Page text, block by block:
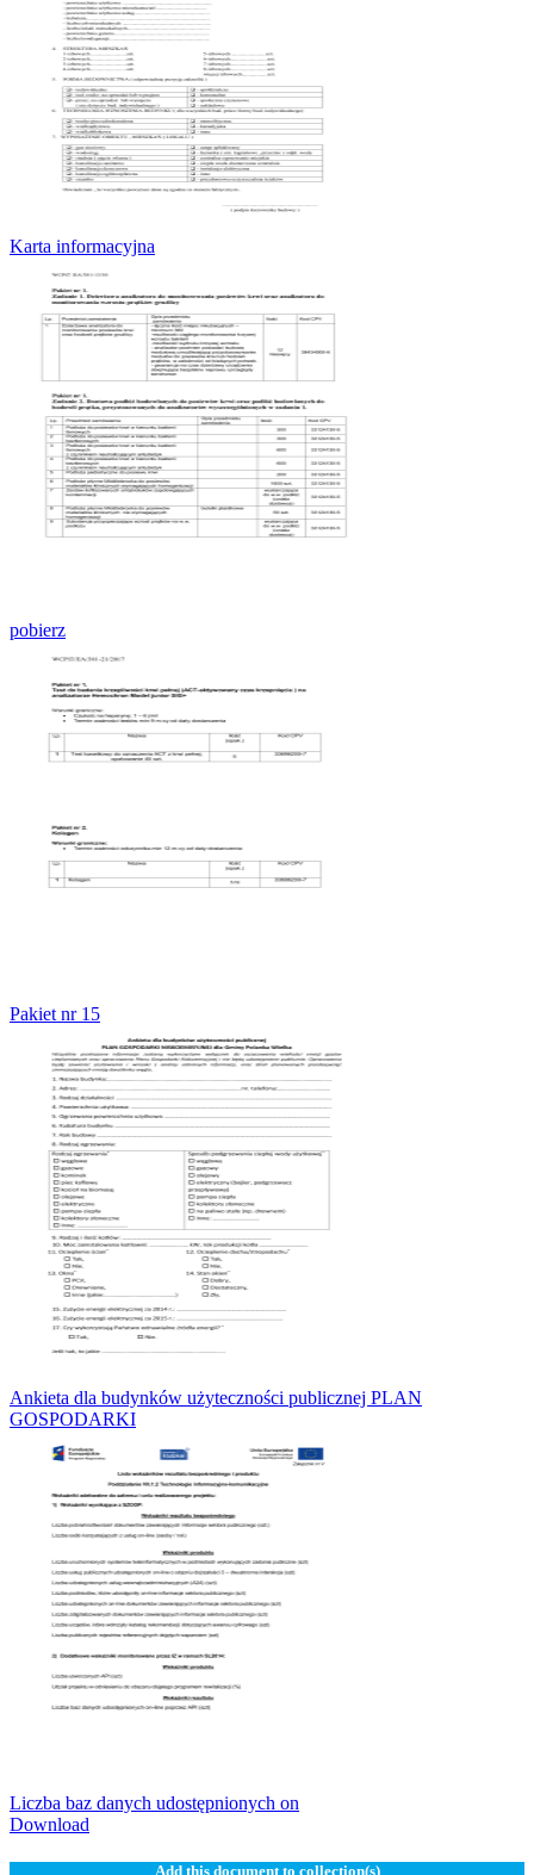
Karta informacyjna
pobierz
Pakiet nr 15
Ankieta dla budynków użyteczności publicznej PLAN
GOSPODARKI
Liczba baz danych udostępnionych on
Download
Add this document to collection(s)